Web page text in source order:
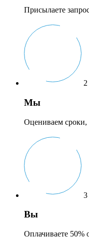
Присылаете
2
Мы
Оцениваем сроки,
3
Вы
Оплачиваете 50%